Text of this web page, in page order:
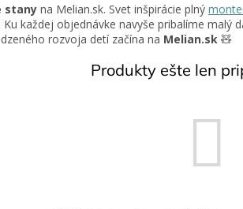
stany na Melian.sk. Svet inšpirácie plný
každej objednávke navyše pribalíme malý
rozvoja detí začína na Melian.sk 🧸
Produkty ešte len